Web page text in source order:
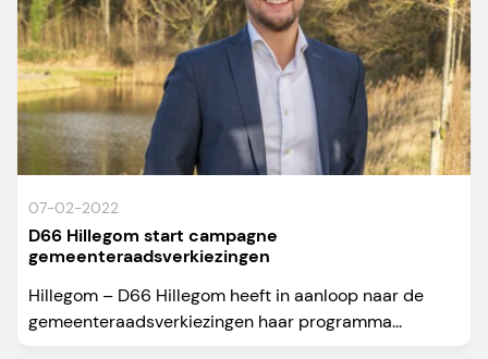
07-02-2022
D66 Hillegom start campagne
gemeenteraadsverkiezingen
Hillegom – D66 Hillegom heeft in aanloop naar de
gemeenteraadsverkiezingen haar programma...